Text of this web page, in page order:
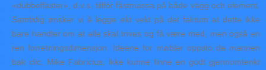
«dubbelfäster», d.v.s. tillför fästmassa på både vägg och element.
Samtidig ønsker vi å legge økt vekt på det faktum at dette ikke
bare handler om at alle skal trives og få være med, men også en
ren forretningsdimensjon. Ideene for møbler oppsto da mannen
bak clic, Mike Fabricius, ikke kunne finne en godt gjennomtenkt